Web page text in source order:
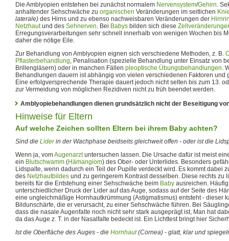
Die Amblyopien entstehen bei zunächst normalem Nervensystem/Gehirn.
anhaltender Sehschwäche zu organischen Veränderungen im seitlichen
laterale) des Hirns und zu ebenso nachweisbaren Veränderungen der
Netzhautund des Sehnerven. Bei Babys bilden sich diese
Erregungsverarbeitungen sehr schnell innerhalb von wenigen Wochen bis
daher die nötige Eile.
Zur Behandlung von Amblyopien eignen sich verschiedene Methoden, z. B.
Pflasterbehandlung, Penalisation (spezielle Behandlung unter Einsatz von
Brillengläsern) oder in manchen Fällen pleoptische Übungsbehandlungen.
Behandlungen dauern ist abhängig von vielen verschiedenen Faktoren und
Eine erfolgversprechende Therapie dauert jedoch nicht selten bis zum 13.
zur Vermeidung von möglichen Rezidiven nicht zu früh beendet werden.
Amblyopiebehandlungen dienen grundsätzlich nicht der Beseitigung
Hinweise für Eltern
Auf welche Zeichen sollten Eltern bei ihrem Baby achten?
Sind die Liderin der Wachphase beidseits gleichweit offen - oder ist die
Wenn ja, vomAugenarztuntersuchen lassen. Die Ursache dafür ist meist
ein Blutschwamm (Hämangiom) des Ober- oder Unterlides. Besonders
Lidspalte, wenn dadurch ein Teil der Pupille verdeckt wird. Es kommt dabei
des Netzhautbildes und zu geringerem Kontrast desselben. Diese rechts zu
bereits für die Entstehung einer Sehschwäche beim Baby ausreichen.
unterschiedlicher Druck der Lider auf das Auge, sodass auf der Seite des
eine ungleichmäßige Hornhautkrümmung (Astigmatismus) entsteht - dieser
Bildunschärfe, die er verursacht, zu einer Sehschwäche führen. Bei
dass die nasale Augenfalte noch nicht sehr stark ausgeprägt ist, Man hat
da das Auge z. T. in der Nasalfalte bedeckt ist. Ein Lichttest bringt hier
Ist die Oberfläche des Auges - die Hornhaut(Cornea) - glatt, klar und